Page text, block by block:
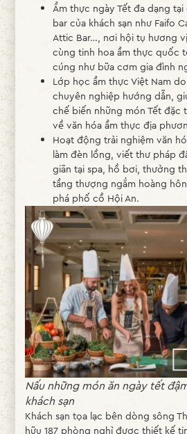
Ẩm thực ngày Tết đa dạng
bar của khách sạn như Faifo
Attic Bar…, nơi hội tụ hương
cùng tinh hoa ẩm thực quốc
cúng như bữa cơm gia đình
Lớp học ẩm thực Việt Nam
chuyên nghiệp hướng dẫn,
chế biến những món Tết đặc
về văn hóa ẩm thực địa
Hoạt động trải nghiệm văn
làm đèn lồng, viết thư pháp
giãn tại spa, hồ bơi, thưởng
tầng thượng ngắm hoàng
phá phố cổ Hội An.
Nấu những món ăn ngày tết
khách sạn
Khách sạn tọa lạc bên dòng sông
hữu 187 phòng nghỉ được thiết kế